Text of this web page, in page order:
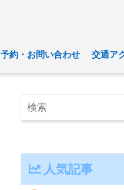
予約・お問い合わせ 交通ア
人気記事